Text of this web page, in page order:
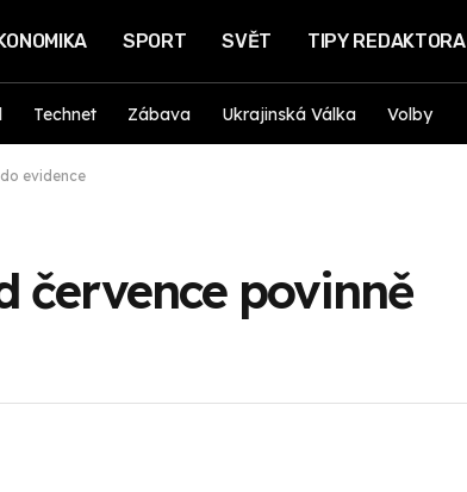
SPORT SVĚT TIPY REDAKTORA
Technet Zábava Ukrajinská Válka Volby
evidence
července povinně